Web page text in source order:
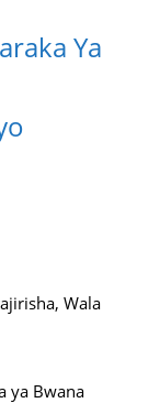
Ya
Wala
ya Bwana